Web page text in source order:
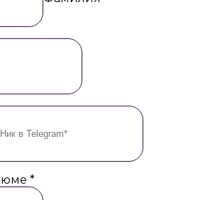
*